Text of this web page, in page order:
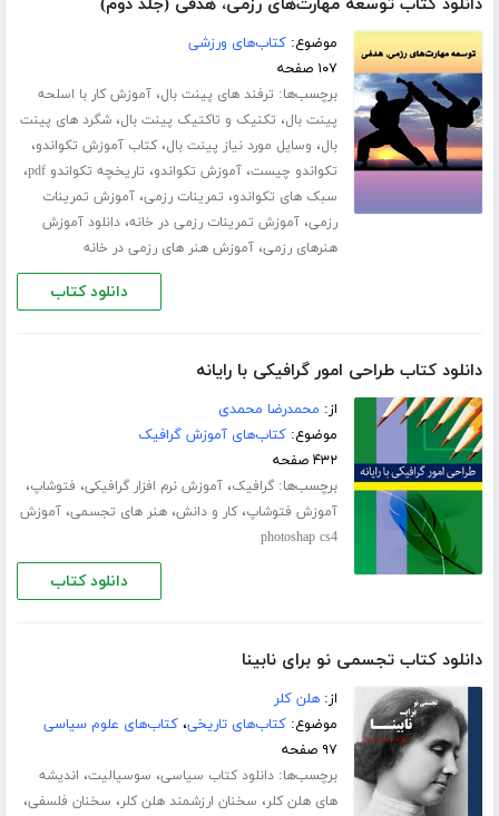
دانلود کتاب توسعه مهارت‌های رزمی، هدفی (جلد دوم)
موضوع:کتاب‌های ورزشی
۱۰۷ صفحه
برچسب‌ها: ترفند های پینت بال،آموزش کار با اسلحه
پینت بال، تکنیک و تاکتیک پینت بال،شگرد های پینت
بال، وسایل مورد نیاز پینت بال،کتاب آموزش تکواندو،
تکواندو چیست،آموزش تکواندو، تاریخچه تکواندو pdf ،
سبک های تکواندو، تمرینات رزمی،آموزش تمرینات
رزمی،آموزش تمرینات رزمی در خانه،دانلود آموزش
هنرهای رزمی،آموزش هنر های رزمی در خانه
دانلود کتاب
دانلود کتاب طراحی امور گرافیکی با رایانه
از: محمدرضا محمدی
موضوع:کتاب‌های آموزش گرافیک
۴۳۲ صفحه
برچسب‌ها:گرافیک،آموزش نرم افزار گرافیکی، فتوشاپ،
آموزش فتوشاپ،کار و دانش،هنر های تجسمی،آموزش
photoshap cs4
دانلود کتاب
دانلود کتاب تجسمی نو برای نابینا
از:هلن کلر
موضوع:کتاب‌های تاریخی،کتاب‌های علوم سیاسی
۹۷ صفحه
برچسب‌ها:دانلود کتاب سیاسی، سوسیالیت، اندیشه
های هلن کلر، سخنان ارزشمند هلن کلر، سخنان فلسفی،